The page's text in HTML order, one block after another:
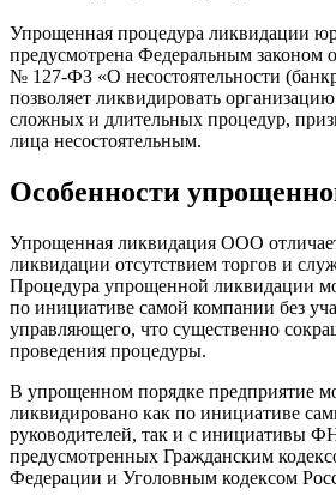
Упрощенная процедура ликвидации
предусмотрена Федеральным законом
№ 127-ФЗ «О несостоятельности
позволяет ликвидировать
сложных и длительных процедур,
лица несостоятельным.
Особенности
Упрощенная ликвидация ООО
ликвидации отсутствием торгов и
Процедура упрощенной ликвидации
по инициативе самой компании без
управляющего, что существенно
проведения процедуры.
В упрощенном порядке предприятие
ликвидировано как по инициативе
руководителей, так и с инициативы
предусмотренных Гражданским
Федерации и Уголовным кодексом